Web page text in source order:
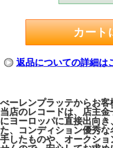
返品についての詳細は
べーレンプラッテからお客
当店のレコードは、店主
にヨーロッパに直接出向
た、コンディション優秀
手したものや、オークシ